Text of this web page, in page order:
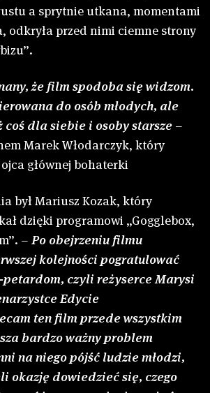
a sprytnie utkana, momentami
odkryła przed nimi ciemne strony
że film spodoba się widzom.
do osób młodych, ale
coś dla siebie i osoby starsze –
Marek Włodarczyk, który
głównej bohaterki
był Mariusz Kozak, który
dzięki programowi „Gogglebox,
– Po obejrzeniu filmu
kolejności pogratulować
czyli reżyserce Marysi
Edycie
ten film przede wszystkim
bardzo ważny problem
na niego pójść ludzie młodzi,
okazję dowiedzieć się, czego